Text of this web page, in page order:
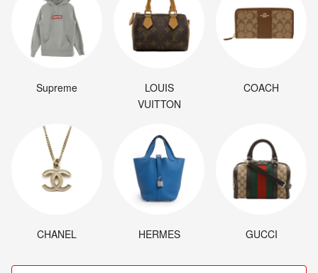
Supreme
LOUIS
VUITTON
COACH
CHANEL HERMES GUCCI